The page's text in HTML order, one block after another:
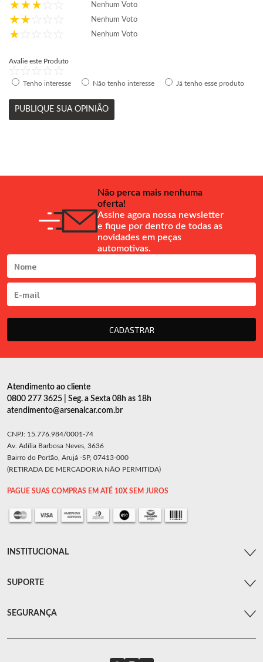
Nenhum Voto
Nenhum Voto
Nenhum Voto
Avalie este Produto
Tenho interesse Não tenho interesse Já tenho esse produto
PUBLIQUE SUA OPINIÃO
Não perca mais nenhuma
oferta!
Assine agora nossa newsletter
e fique por dentro de todas as
novidades em peças
automotivas.
CADASTRAR
Atendimento ao cliente
0800 277 3625 | Seg. a Sexta 08h as 18h
atendimento@arsenalcar.com.br
CNPJ: 15.776.984/0001-74
Av. Adília Barbosa Neves, 3636
Bairro do Portão, Arujá -SP, 07413-000
(RETIRADA DE MERCADORIA NÃO PERMITIDA)
PAGUE SUAS COMPRAS EM ATÉ 10X SEM JUROS
INSTITUCIONAL
SUPORTE
SEGURANÇA